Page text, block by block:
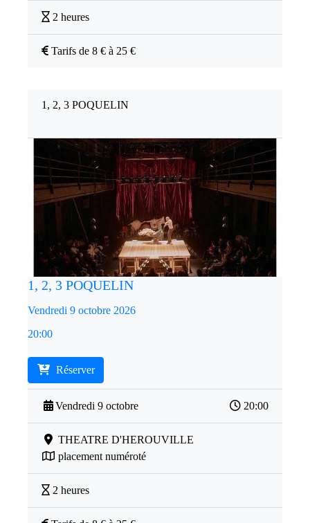
2 heures
Tarifs de 8 € à 25 €
1, 2, 3 POQUELIN
1, 2, 3 POQUELIN
Vendredi 9 octobre 2026
20:00
Réserver
Vendredi 9 octobre 20:00
THEATRE D'HEROUVILLE
placement numéroté
2 heures